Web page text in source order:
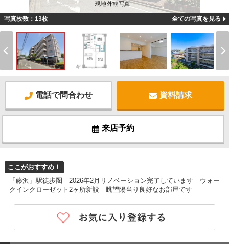
現地外観写真 -
写真枚数：13枚 全ての写真を見る
電話で問合わせ 資料請求
来店予約
ここがおすすめ！
「藤沢」駅徒歩圏 2026年2月リノベーション完了しています ウォー
クインクローゼット2ヶ所新設 眺望陽当り良好なお部屋です